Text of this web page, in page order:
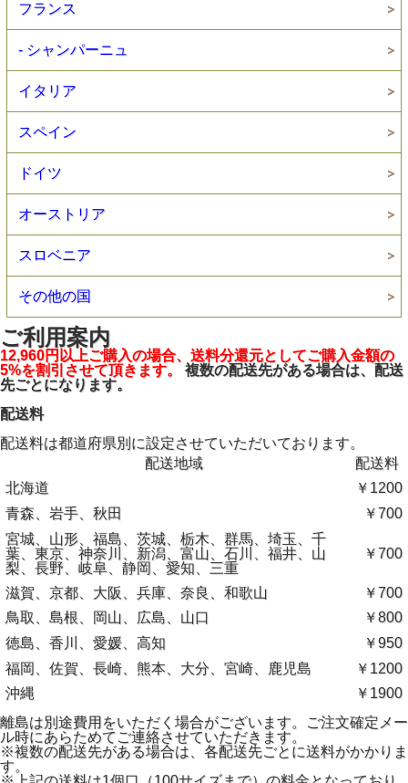
フランス
- シャンパーニュ
イタリア
スペイン
ドイツ
オーストリア
スロベニア
その他の国
ご利用案内
12,960円以上ご購入の場合、送料分還元としてご購入金額の
5%を割引させて頂きます。
複数の配送先がある場合は、配送
先ごとになります。
配送料
配送料は都道府県別に設定させていただいております。
配送地域
配送料
北海道
￥1200
青森、岩手、秋田
￥700
宮城、山形、福島、茨城、栃木、群馬、埼玉、千
葉、東京、神奈川、新潟、富山、石川、福井、山
梨、長野、岐阜、静岡、愛知、三重
￥700
滋賀、京都、大阪、兵庫、奈良、和歌山
￥700
鳥取、島根、岡山、広島、山口
￥800
徳島、香川、愛媛、高知
￥950
福岡、佐賀、長崎、熊本、大分、宮崎、鹿児島
￥1200
沖縄
￥1900
離島は別途費用をいただく場合がございます。ご注文確定メー
ル時にあらためてご連絡させていただきます。
※複数の配送先がある場合は、各配送先ごとに送料がかかりま
す。